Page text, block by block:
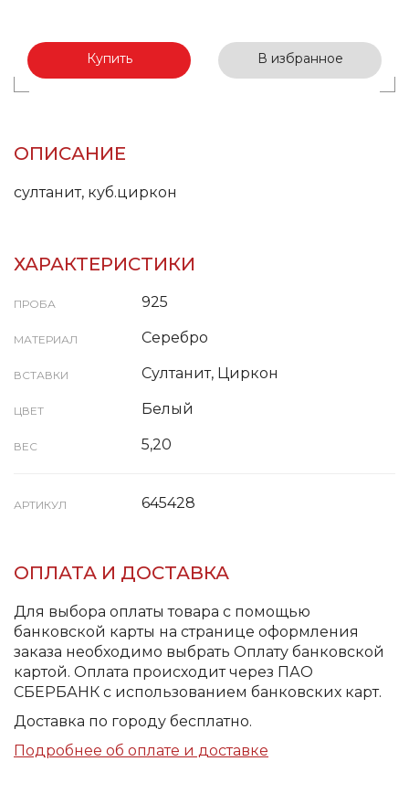
Купить В избранное
ОПИСАНИЕ
султанит, куб.циркон
ХАРАКТЕРИСТИКИ
ПРОБА 925
МАТЕРИАЛ Серебро
ВСТАВКИ Султанит, Циркон
ЦВЕТ Белый
ВЕС 5,20
АРТИКУЛ 645428
ОПЛАТА И ДОСТАВКА
Для выбора оплаты товара с помощью
банковской карты на странице оформления
заказа необходимо выбрать Оплату банковской
картой. Оплата происходит через ПАО
СБЕРБАНК с использованием банковских карт.
Доставка по городу бесплатно.
Подробнее об оплате и доставке